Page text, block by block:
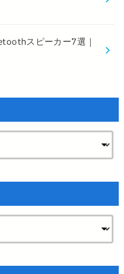
スピーカー7選｜